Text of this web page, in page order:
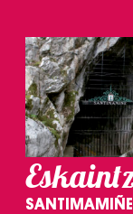
SANTIMAMIÑE